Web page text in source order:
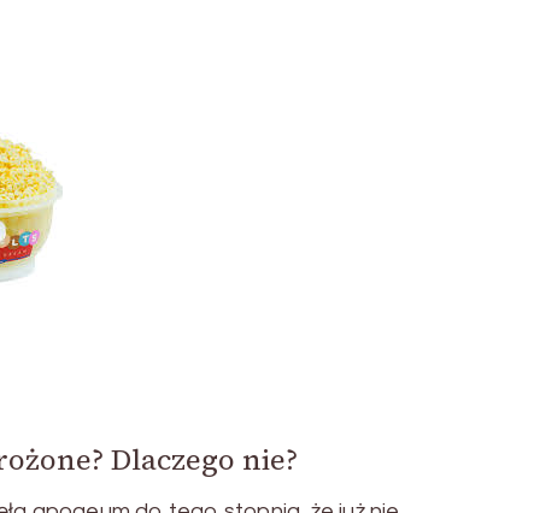
Dlaczego nie?